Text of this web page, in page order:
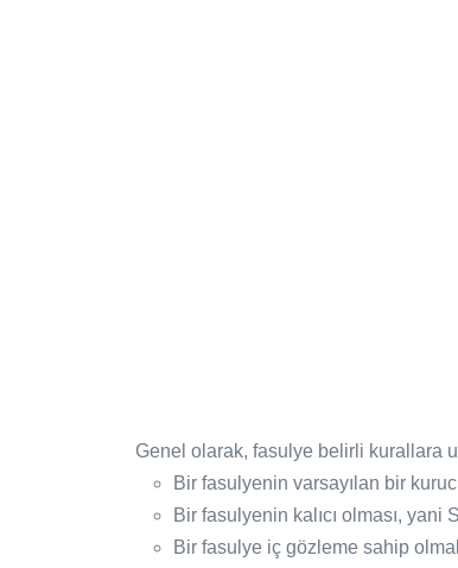
Genel olarak, fasulye belirli kurallara
Bir fasulyenin varsayılan bir
Bir fasulyenin kalıcı olması,
Bir fasulye iç gözleme sahip